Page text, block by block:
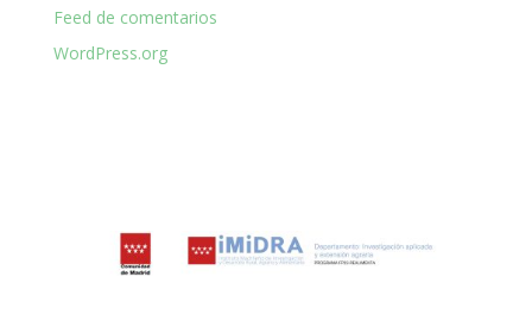
Feed de comentarios
WordPress.org